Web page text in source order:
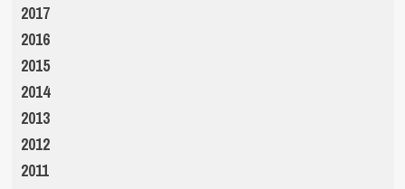
2017
2016
2015
2014
2013
2012
2011